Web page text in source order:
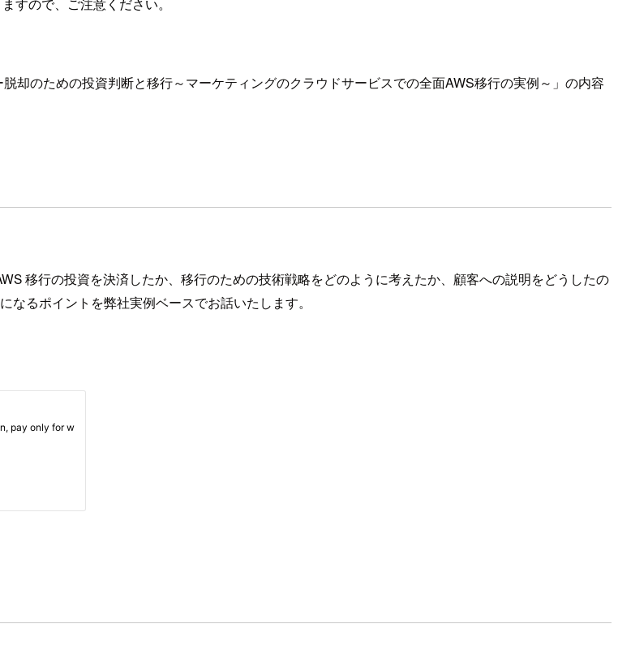
すので、ご注意ください。
却のための投資判断と移行～マーケティングのクラウドサービスでの全面AWS移行の実例～」の内容
移行の投資を決済したか、移行のための技術戦略をどのように考えたか、顧客への説明をどうしたの
るポイントを弊社実例ベースでお話いたします。